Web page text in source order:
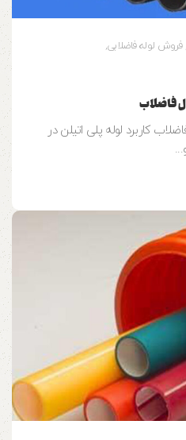
,فروش لوله فاضلابی,
فاضلاب
کاربرد لوله پلی اتیلن در